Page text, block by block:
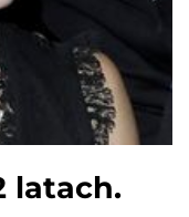
latach.